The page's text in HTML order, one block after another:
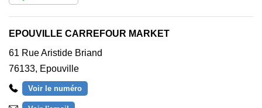
EPOUVILLE CARREFOUR MARKET
61 Rue Aristide Briand
76133, Epouville
Voir le numéro